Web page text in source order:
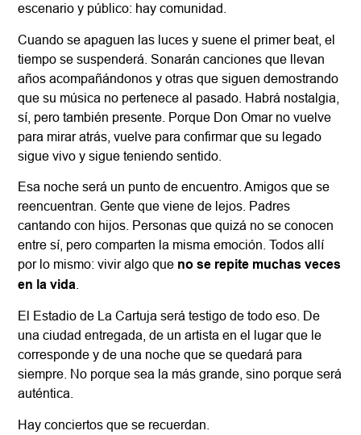
escenario y público: hay comunidad.
Cuando se apaguen las luces y suene el primer beat, el
tiempo se suspenderá. Sonarán canciones que llevan
años acompañándonos y otras que siguen demostrando
que su música no pertenece al pasado. Habrá nostalgia,
sí, pero también presente. Porque Don Omar no vuelve
para mirar atrás, vuelve para confirmar que su legado
sigue vivo y sigue teniendo sentido.
Esa noche será un punto de encuentro. Amigos que se
reencuentran. Gente que viene de lejos. Padres
cantando con hijos. Personas que quizá no se conocen
entre sí, pero comparten la misma emoción. Todos allí
por lo mismo: vivir algo que no se repite muchas veces
en la vida
El Estadio de La Cartuja será testigo de todo eso. De
una ciudad entregada, de un artista en el lugar que le
corresponde y de una noche que se quedará para
siempre. No porque sea la más grande, sino porque será
auténtica.
Hay conciertos que se recuerdan.